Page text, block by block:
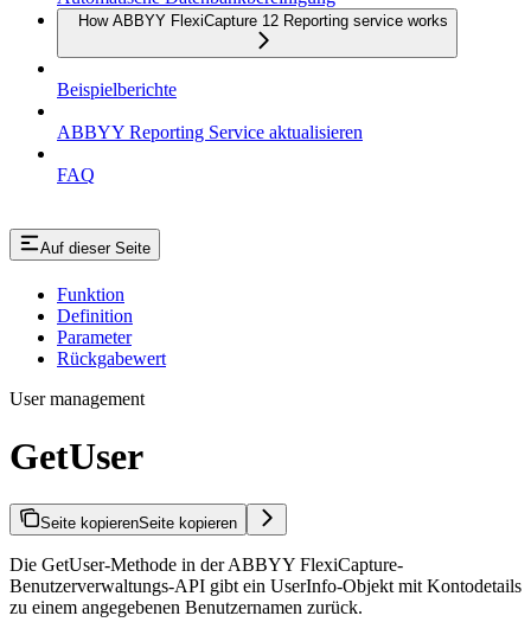
How ABBYY FlexiCapture 12 Reporting service works
Beispielberichte
ABBYY Reporting Service aktualisieren
FAQ
Auf dieser Seite
Funktion
Definition
Parameter
Rückgabewert
User management
GetUser
Seite kopierenSeite kopieren
Die GetUser-Methode in der ABBYY FlexiCapture-
Benutzerverwaltungs-API gibt ein UserInfo-Objekt mit Kontodetails
zu einem angegebenen Benutzernamen zurück.